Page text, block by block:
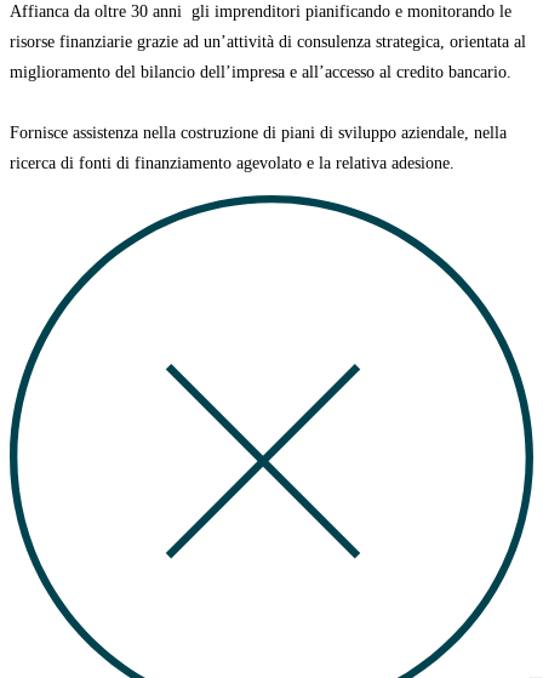
Affianca da oltre 30 anni gli imprenditori pianificando e monitorando le
risorse finanziarie grazie ad un’attività di consulenza strategica, orientata al
miglioramento del bilancio dell’impresa e all’accesso al credito bancario.
Fornisce assistenza nella costruzione di piani di sviluppo aziendale , nella
ricerca di fonti di finanziamento agevolato e la relativa adesione.